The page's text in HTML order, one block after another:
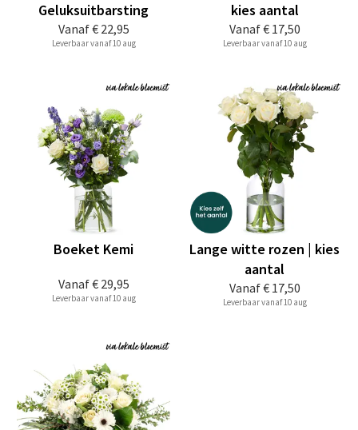
Vanaf€ 22,95
Geluksuitbarsting
Leverbaar vanaf 10 aug
Vanaf€ 17,50
kies aantal
Leverbaar vanaf 10 aug
Vanaf€ 29,95
Boeket Kemi
Leverbaar vanaf 10 aug
Vanaf€ 17,50
Lange witte rozen | kies
aantal
Leverbaar vanaf 10 aug